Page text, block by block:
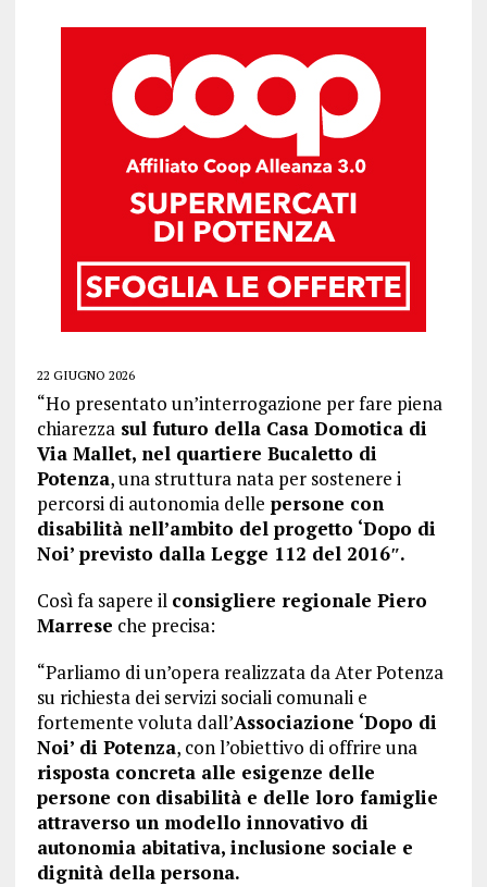
22 GIUGNO 2026
“Ho presentato un’interrogazione per fare piena
chiarezzasul futuro della Casa Domotica di
Via Mallet, nel quartiere Bucaletto di
Potenza, una struttura nata per sostenere i
percorsi di autonomia delle persone con
disabilità nell’ambito del progetto ‘Dopo di
Noi’ previsto dalla Legge 112 del 2016″.
Così fa sapere il consigliere regionale Piero
Marrese che precisa:
“Parliamo di un’opera realizzata da Ater Potenza
su richiesta dei servizi sociali comunali e
fortemente voluta dall’Associazione ‘Dopo di
Noi’ di Potenza, con l’obiettivo di offrire una
risposta concreta alle esigenze delle
persone con disabilità e delle loro famiglie
attraverso un modello innovativo di
autonomia abitativa, inclusione sociale e
dignità della persona.